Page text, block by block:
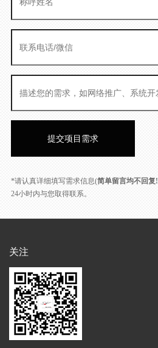
*请认真详细填写需求信息(简单留言均不回复!
24小时内与您取得联系。
关注